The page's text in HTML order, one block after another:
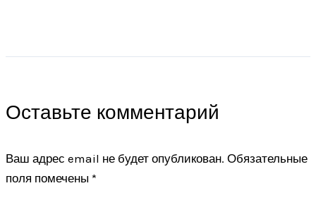
Оставьте комментарий
Ваш адрес email не будет опубликован. Обязательные
поля помечены *